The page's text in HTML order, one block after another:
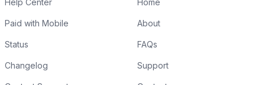
Help Center
Paid with Mobile
Status
Changelog
Home
About
FAQs
Support